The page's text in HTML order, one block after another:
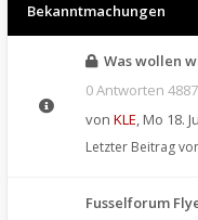
Bekanntmachungen
Was wollen
0 Antworten
von KLE, Mo 18.
Letzter Beitrag
Fusselforum